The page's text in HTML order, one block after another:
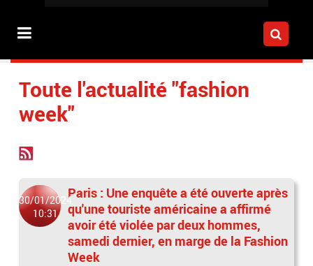
Toute l'actualité "fashion
week"
30/01/2024
10:31
Paris : Une enquête a été ouverte après
qu'une touriste américaine a affirmé
avoir été violée par deux hommes,
samedi dernier, en marge de la Fashion
Week